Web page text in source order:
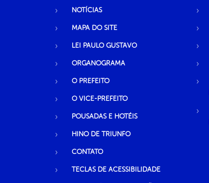
NOTÍCIAS
MAPA DO SITE
LEI PAULO GUSTAVO
ORGANOGRAMA
O PREFEITO
O VICE-PREFEITO
POUSADAS E HOTÉIS
HINO DE TRIUNFO
CONTATO
TECLAS DE ACESSIBILIDADE